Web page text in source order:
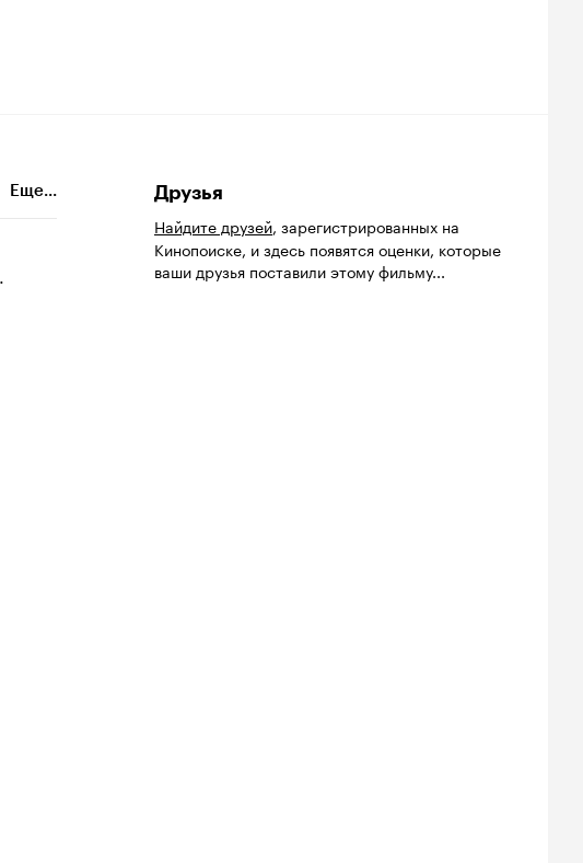
Еще...
Друзья
Найдите друзей, зарегистрированных на
Кинопоиске, и здесь появятся оценки, которые
ваши друзья поставили этому фильму...